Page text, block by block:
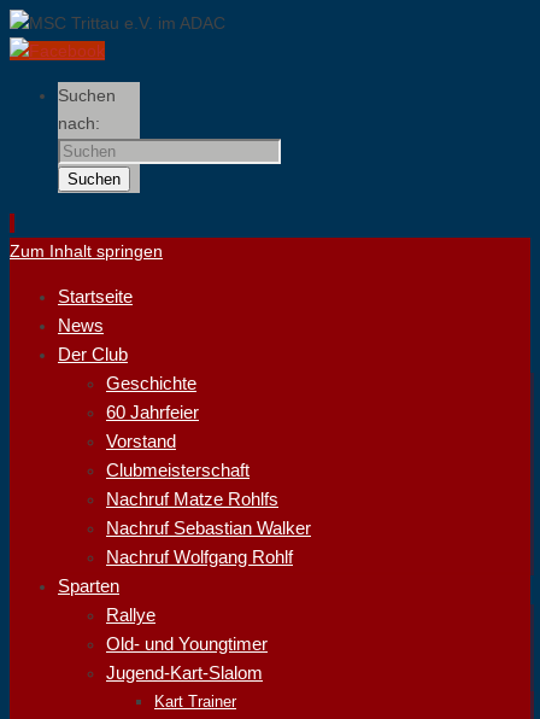
Suchen
nach:
Suchen
Zum Inhalt springen
Startseite
News
Der Club
Geschichte
60 Jahrfeier
Vorstand
Clubmeisterschaft
Nachruf Matze Rohlfs
Nachruf Sebastian Walker
Nachruf Wolfgang Rohlf
Sparten
Rallye
Old- und Youngtimer
Jugend-Kart-Slalom
Kart Trainer